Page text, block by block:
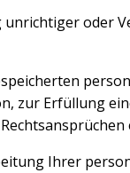
unrichtiger
zur Erfüllung
Ihrer